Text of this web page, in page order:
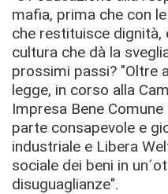
mafia, prima che con
che restituisce dignità,
cultura che dà la
prossimi passi? "Oltre
legge, in corso alla
Impresa Bene
parte consapevole e
industriale e Libera
sociale dei beni in
disuguaglianze".